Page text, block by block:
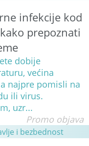
infekcije kod
prepoznati
dobije
većina
najpre pomisli na
ili virus.
uzr...
Promo objava
i bezbednost